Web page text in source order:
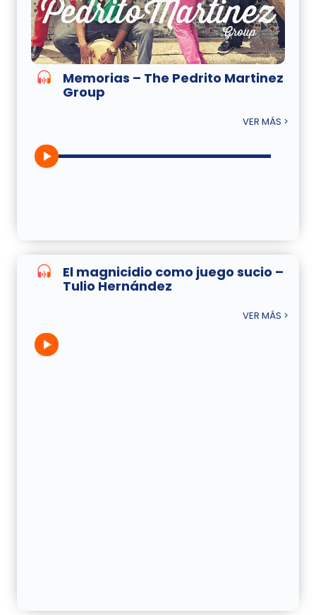
Memorias – The Pedrito Martinez
Group
VER MÁS >
El magnicidio como juego sucio –
Tulio Hernández
VER MÁS >